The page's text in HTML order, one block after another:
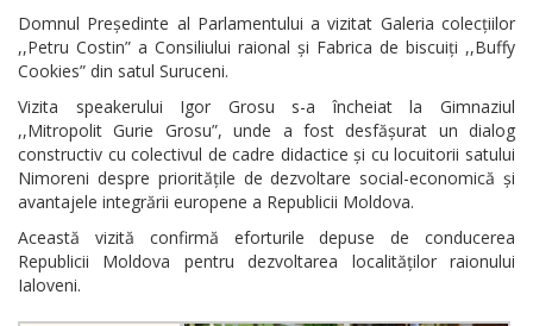
Domnul Președinte al Parlamentului a vizitat Galeria colecțiilor
,,Petru Costin” a Consiliului raional și Fabrica de biscuiți ,,Buffy
Cookies” din satul Suruceni.
Vizita speakerului Igor Grosu s-a încheiat la Gimnaziul
,,Mitropolit Gurie Grosu”, unde a fost desfășurat un dialog
constructiv cu colectivul de cadre didactice și cu locuitorii satului
Nimoreni despre prioritățile de dezvoltare social-economică și
avantajele integrării europene a Republicii Moldova.
Această vizită confirmă eforturile depuse de conducerea
Republicii Moldova pentru dezvoltarea localităților raionului
Ialoveni.